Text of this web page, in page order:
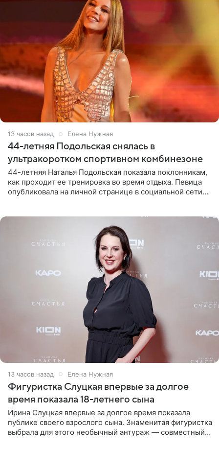
13 часов назад Елена Нужная
44-летняя Подольская снялась в
ультракоротком спортивном комбинезоне
44-летняя Наталья Подольская показала поклонникам,
как проходит ее тренировка во время отдыха. Певица
опубликовала на личной странице в социальной сети
13 часов назад Елена Нужная
Фигуристка Слуцкая впервые за долгое
время показала 18-летнего сына
Ирина Слуцкая впервые за долгое время показала
публике своего взрослого сына. Знаменитая фигуристка
выбрала для этого необычный антураж — совместный